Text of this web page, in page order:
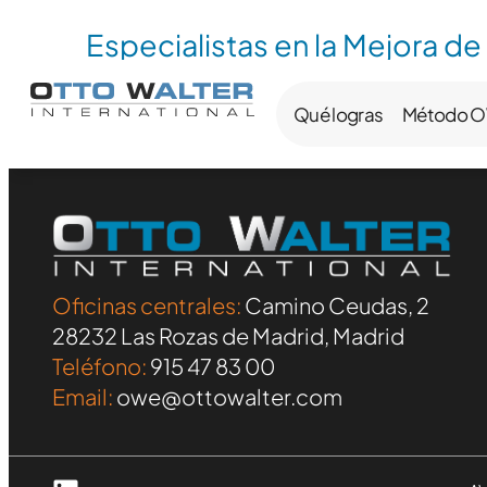
Especialistas en la Mejora
Qué logras Método
Oficinas centrales: Camino Ceudas, 2
28232 Las Rozas de Madrid, Madrid
Teléfono: 915 47 83 00
Email: owe@ottowalter.com